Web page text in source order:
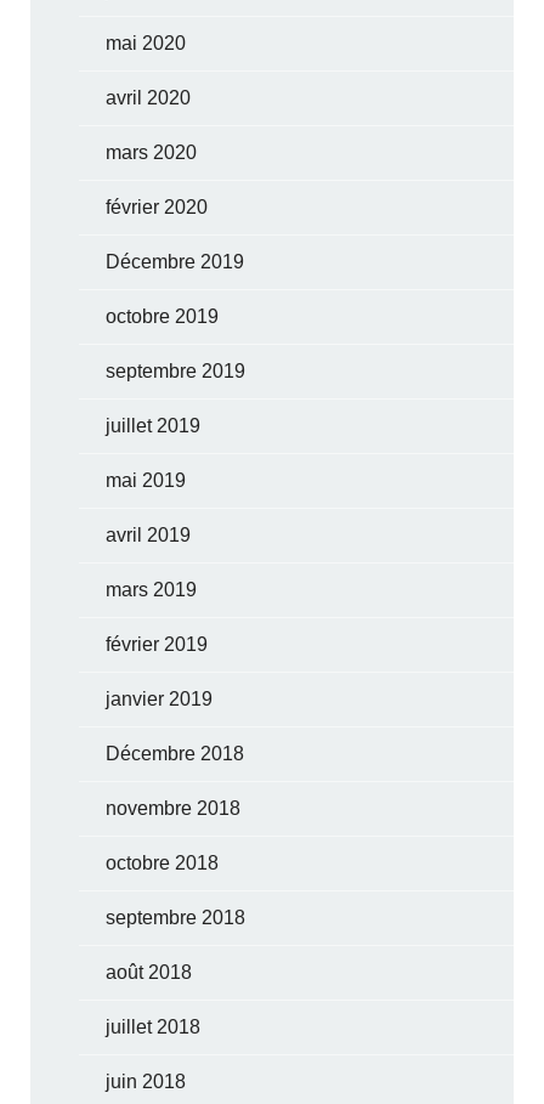
mai 2020
avril 2020
mars 2020
février 2020
Décembre 2019
octobre 2019
septembre 2019
juillet 2019
mai 2019
avril 2019
mars 2019
février 2019
janvier 2019
Décembre 2018
novembre 2018
octobre 2018
septembre 2018
août 2018
juillet 2018
juin 2018